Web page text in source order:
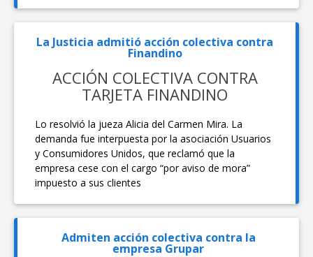
La Justicia admitió acción colectiva contra
Finandino
ACCIÓN COLECTIVA CONTRA
TARJETA FINANDINO
Lo resolvió la jueza Alicia del Carmen Mira. La
demanda fue interpuesta por la asociación Usuarios
y Consumidores Unidos, que reclamó que la
empresa cese con el cargo “por aviso de mora”
impuesto a sus clientes
Admiten acción colectiva contra la
empresa Grupar